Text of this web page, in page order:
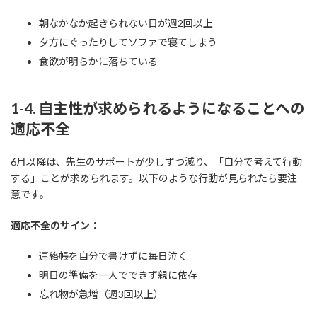
朝なかなか起きられない日が週2回以上
夕方にぐったりしてソファで寝てしまう
食欲が明らかに落ちている
1-4. 自主性が求められるようになることへの
適応不全
6月以降は、先生のサポートが少しずつ減り、「自分で考えて行動
する」ことが求められます。以下のような行動が見られたら要注
意です。
適応不全のサイン：
連絡帳を自分で書けずに毎日泣く
明日の準備を一人でできず親に依存
忘れ物が急増（週3回以上）